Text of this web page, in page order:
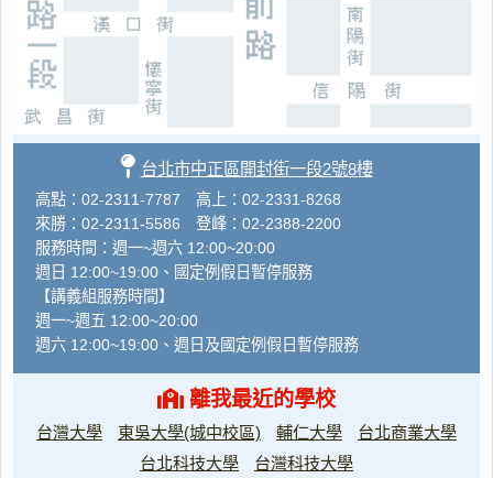
台北市中正區開封街一段2號8樓
高點：02-2311-7787 高上：02-2331-8268
來勝：02-2311-5586 登峰：02-2388-2200
服務時間：週一~週六 12:00~20:00
週日 12:00~19:00、國定例假日暫停服務
【講義組服務時間】
週一~週五 12:00~20:00
週六 12:00~19:00、週日及國定例假日暫停服務
離我最近的學校
台灣大學 東吳大學(城中校區) 輔仁大學
台北商業大學
台北科技大學
台灣科技大學